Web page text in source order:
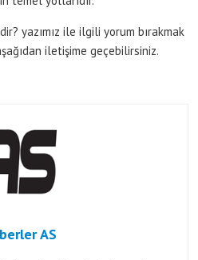
yazımız ile ilgili yorum bırakmak
iletişime geçebilirsiniz.
AS